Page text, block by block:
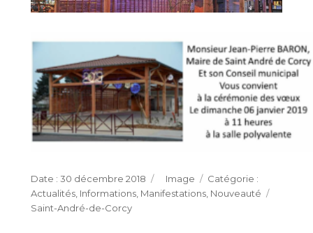
Publié
le
30 décembre 2018 Format
Image
Catégories
Actualités, Informations, Manifestations, Nouveauté
Saint-André-de-Corcy